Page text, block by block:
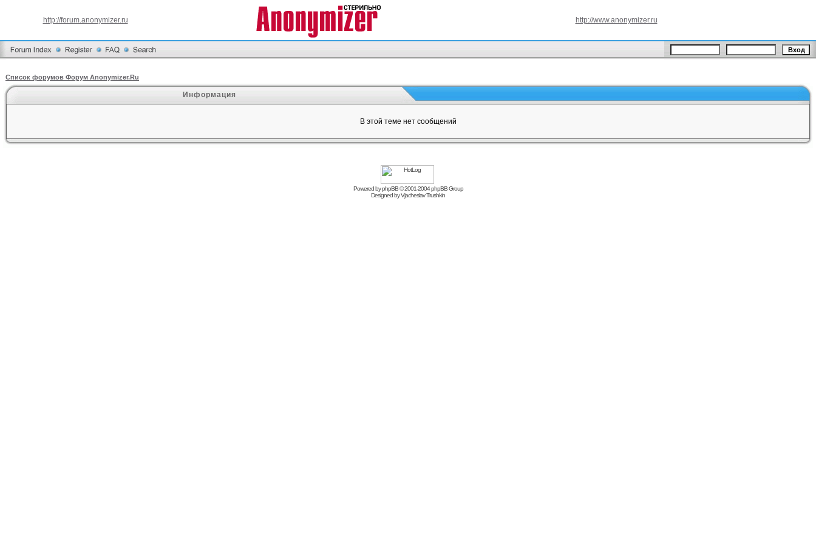
http://forum.anonymizer.ru http://www.anonymizer.ru
Список форумов Форум Anonymizer.Ru
Информация
В этой теме нет сообщений
Powered byphpBB© 2001-2004 phpBB Group
Designed byVjacheslav Trushkin